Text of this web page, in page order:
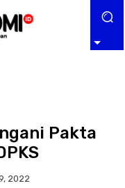
Pakta
2022